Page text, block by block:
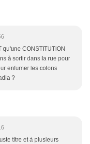
CONSTITUTION
à sortir dans la rue pour
enfumer les colons
?
titre et à plusieurs